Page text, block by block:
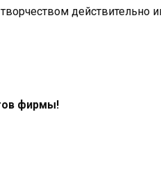
действительно
фирмы!